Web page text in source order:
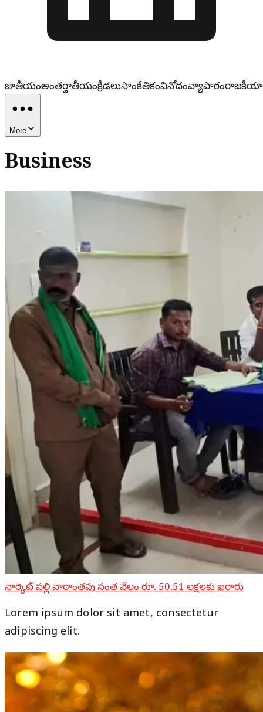
జాతీయంఅంతర్జాతీయంక్రీడలుసాంకేతికంవినోదంవ్యాపారం
More
Business
నార్కెట్ పల్లి వారాంతపు సంత వేలం రూ. 50.51 లక్షలకు ఖరారు
Lorem ipsum dolor sit amet, consectetur
adipiscing elit.